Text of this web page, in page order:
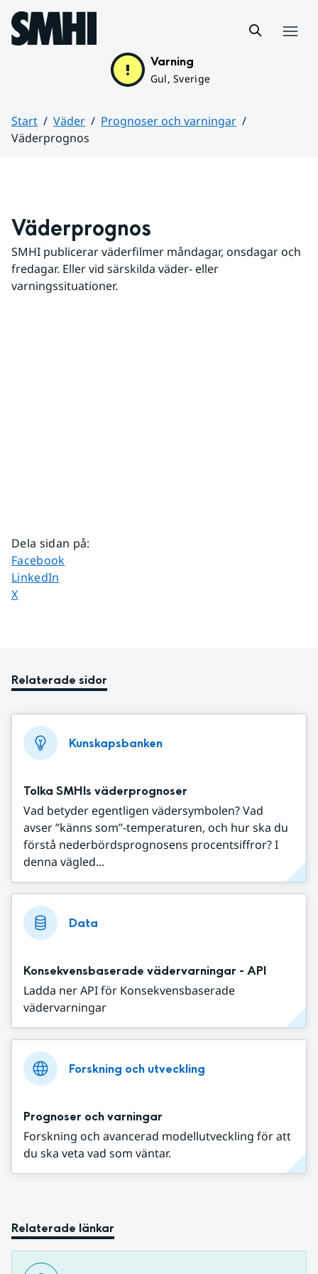
Hoppa till sidans innehåll
Varning
Gul, Sverige
Start Väder
Prognoser och varningar
Väderprognos
Väderprognos
SMHI publicerar väderfilmer måndagar, onsdagar och
fredagar. Eller vid särskilda väder- eller
varningssituationer.
Dela sidan på:
Dela sidan på
Facebook
Dela sidan på
LinkedIn
Dela sidan på
X
Relaterade sidor
Kunskapsbanken
Tolka SMHIs väderprognoser
Vad betyder egentligen vädersymbolen? Vad
avser ”känns som”-temperaturen, och hur ska du
förstå nederbördsprognosens procentsiffror? I
denna vägled...
Data
Konsekvensbaserade vädervarningar - API
Ladda ner API för Konsekvensbaserade
vädervarningar
Forskning och utveckling
Prognoser och varningar
Forskning och avancerad modellutveckling för att
du ska veta vad som väntar.
Relaterade länkar